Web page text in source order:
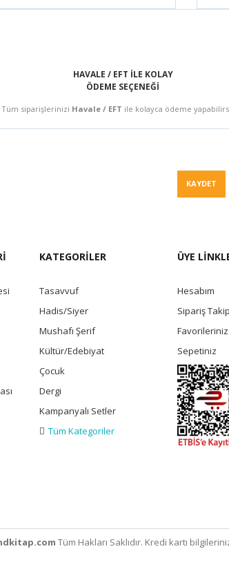
HAVALE / EFT İLE KOLAY
ÖDEME SEÇENEĞİ
Tüm siparişlerinizi Havale / EFT ile kolayca ödeme
KAYDET
KATEGORİLER
Tasavvuf
Hadis/Siyer
Mushafı Şerif
Kültür/Edebiyat
Çocuk
Dergi
Kampanyalı Setler
Tüm Kategoriler
ÜYE
Hesabım
Sipariş Takip
Favorileriniz
Sepetiniz
Tüm Hakları Saklıdır. Kredi kartı